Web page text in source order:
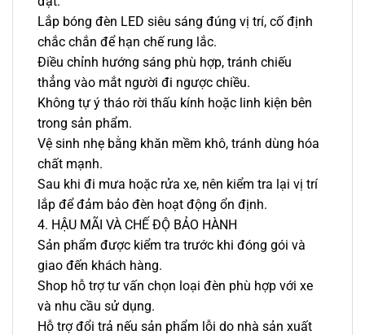
Lắp bóng đèn LED siêu sáng đúng vị trí, cố định
chắc chắn để hạn chế rung lắc.
Điều chỉnh hướng sáng phù hợp, tránh chiếu
thẳng vào mắt người đi ngược chiều.
Không tự ý tháo rời thấu kính hoặc linh kiện bên
trong sản phẩm.
Vệ sinh nhẹ bằng khăn mềm khô, tránh dùng hóa
chất mạnh.
Sau khi đi mưa hoặc rửa xe, nên kiểm tra lại vị trí
lắp để đảm bảo đèn hoạt động ổn định.
4. HẬU MÃI VÀ CHẾ ĐỘ BẢO HÀNH
Sản phẩm được kiểm tra trước khi đóng gói và
giao đến khách hàng.
Shop hỗ trợ tư vấn chọn loại đèn phù hợp với xe
và nhu cầu sử dụng.
Hỗ trợ đổi trả nếu sản phẩm lỗi do nhà sản xuất